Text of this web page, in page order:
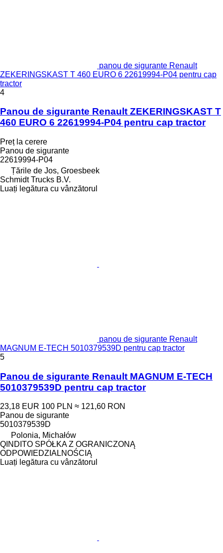
panou de sigurante Renault
ZEKERINGSKAST T 460 EURO 6 22619994-P04 pentru cap
tractor
4
Panou de sigurante Renault ZEKERINGSKAST T
460 EURO 6 22619994-P04 pentru cap tractor
Preț la cerere
Panou de sigurante
22619994-P04
Țările de Jos, Groesbeek
Schmidt Trucks B.V.
Luați legătura cu vânzătorul
panou de sigurante Renault
MAGNUM E-TECH 5010379539D pentru cap tractor
5
Panou de sigurante Renault MAGNUM E-TECH
5010379539D pentru cap tractor
23,18 EUR 100 PLN ≈ 121,60 RON
Panou de sigurante
5010379539D
Polonia, Michałów
QINDITO SPÓŁKA Z OGRANICZONĄ
ODPOWIEDZIALNOŚCIĄ
Luați legătura cu vânzătorul